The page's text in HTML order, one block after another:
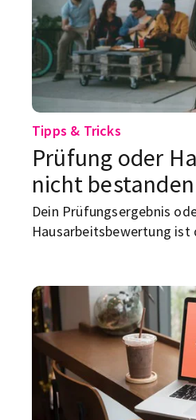
Tipps & Tricks
Prüfung oder
nicht
Dein Prüfungsergebnis
Hausarbeitsbewertung ist